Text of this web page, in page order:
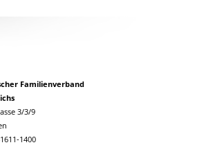
Familienverband
3/3/9
1400